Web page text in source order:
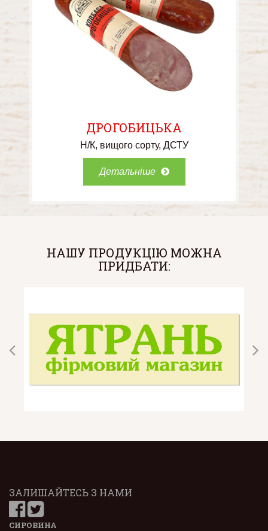
ДРОГОБИЦЬКА
Н/К вищого сорту ДСТУ
Детальніше
НАШУ ПРОДУКЦІЮ МОЖНА
ПРИДБАТИ:
ЗАЛИШАЙТЕСЬ З НАМИ
СИРОВИНА